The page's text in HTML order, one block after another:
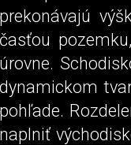
prekonávajú
časťou
úrovne.
dynamickom
pohľade.
naplniť